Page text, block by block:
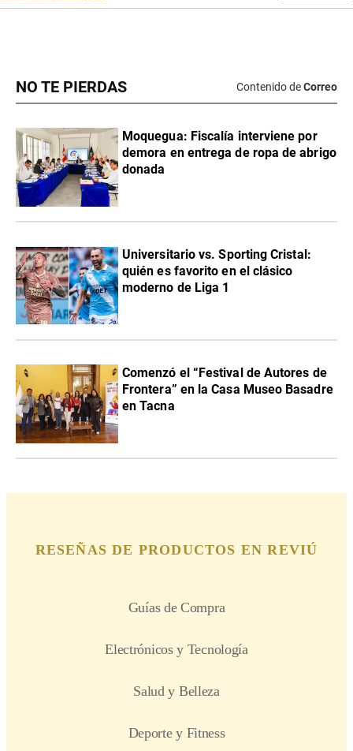
NO TE PIERDAS Contenido deCorreo
Moquegua: Fiscalía interviene por
demora en entrega de ropa de abrigo
donada
Universitario vs. Sporting Cristal:
quién es favorito en el clásico
moderno de Liga 1
Comenzó el “Festival de Autores de
Frontera” en la Casa Museo Basadre
en Tacna